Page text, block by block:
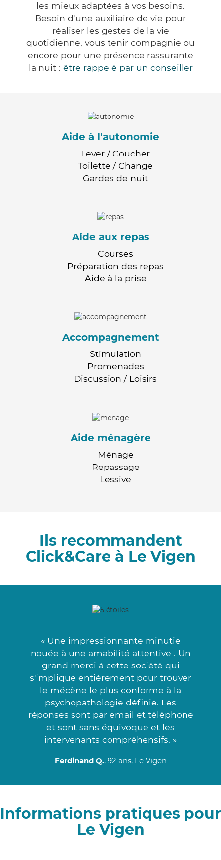
les mieux adaptées à vos besoins.
Besoin d'une auxiliaire de vie pour
réaliser les gestes de la vie
quotidienne, vous tenir compagnie ou
encore pour une présence rassurante
la nuit : être rappelé par un conseiller
Aide à l'autonomie
Lever / Coucher
Toilette / Change
Gardes de nuit
Aide aux repas
Courses
Préparation des repas
Aide à la prise
Accompagnement
Stimulation
Promenades
Discussion / Loisirs
Aide ménagère
Ménage
Repassage
Lessive
Ils recommandent
Click&Care à Le Vigen
« Une impressionnante minutie
nouée à une amabilité attentive . Un
grand merci à cette société qui
s'implique entièrement pour trouver
le mécène le plus conforme à la
psychopathologie définie. Les
réponses sont par email et téléphone
et sont sans équivoque et les
intervenants compréhensifs. »
Ferdinand Q., 92 ans, Le Vigen
Informations pratiques pour
Le Vigen